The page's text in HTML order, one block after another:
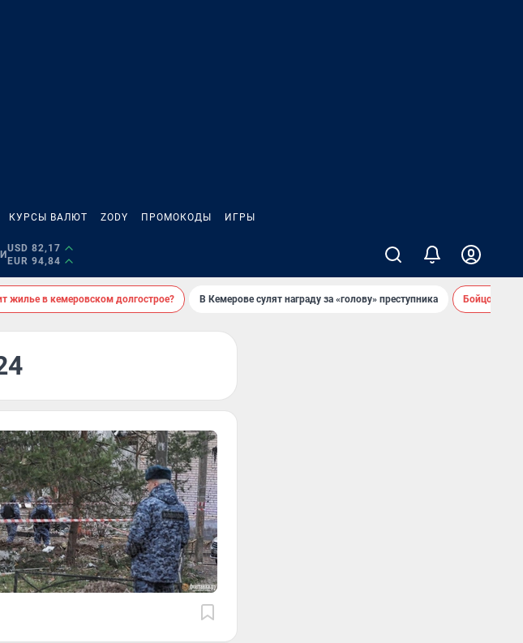
КУРСЫ ВАЛЮТ ZODY ПРОМОКОДЫ ИГРЫ
USD 82,17
EUR 94,84
жилье в кемеровском долгострое? В Кемерове сулят награду за «голову» преступника Бойцовский